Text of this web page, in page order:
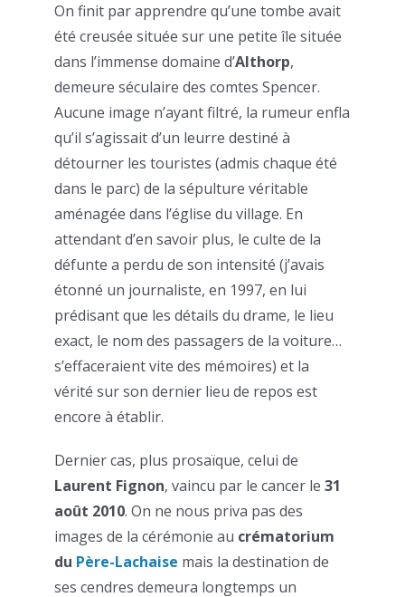
On finit par apprendre qu’une tombe avait
été creusée située sur une petite île située
dans l’immense domaine d’Althorp,
demeure séculaire des comtes Spencer.
Aucune image n’ayant filtré, la rumeur enfla
qu’il s’agissait d’un leurre destiné à
détourner les touristes (admis chaque été
dans le parc) de la sépulture véritable
aménagée dans l’église du village. En
attendant d’en savoir plus, le culte de la
défunte a perdu de son intensité (j’avais
étonné un journaliste, en 1997, en lui
prédisant que les détails du drame, le lieu
exact, le nom des passagers de la voiture…
s’effaceraient vite des mémoires) et la
vérité sur son dernier lieu de repos est
encore à établir.
Dernier cas, plus prosaïque, celui de
Laurent Fignon, vaincu par le cancer le 31
août 2010. On ne nous priva pas des
images de la cérémonie au crématorium
du Père-Lachaise mais la destination de
ses cendres demeura longtemps un